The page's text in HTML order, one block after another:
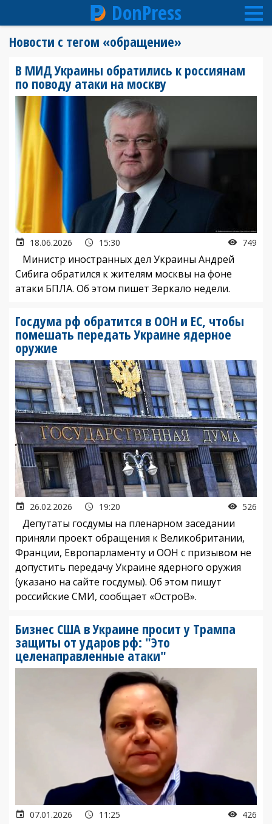
содержанию
DonPress
Новости с тегом «обращение»
В МИД Украины обратились к россиянам
по поводу атаки на москву
18.06.2026 15:30 749
Министр иностранных дел Украины Андрей
Сибига обратился к жителям москвы на фоне
атаки БПЛА. Об этом пишет Зеркало недели.
Госдума рф обратится в ООН и ЕС, чтобы
помешать передать Украине ядерное
оружие
26.02.2026 19:20 526
Депутаты госдумы на пленарном заседании
приняли проект обращения к Великобритании,
Франции, Европарламенту и ООН с призывом не
допустить передачу Украине ядерного оружия
(указано на сайте госдумы). Об этом пишут
российские СМИ, сообщает «ОстроВ».
Бизнес США в Украине просит у Трампа
защиты от ударов рф: "Это
целенаправленные атаки"
07.01.2026 11:25 426